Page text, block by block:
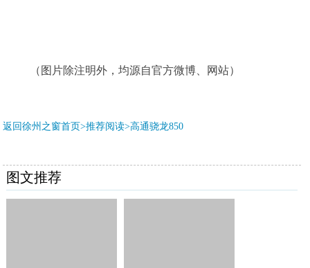
（图片除注明外，均源自官方微博、网站）
返回徐州之窗首页>推荐阅读>高通骁龙850
图文推荐